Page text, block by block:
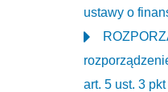
ustawy o
art. 5 ust. 3